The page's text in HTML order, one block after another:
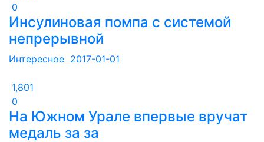
0
Инсулиновая помпа с системой
непрерывной
Интересное 2017-01-01
1,801
0
На Южном Урале впервые вручат
медаль за за